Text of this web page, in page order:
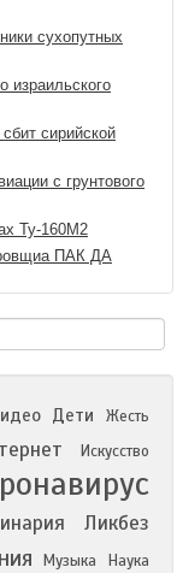
сухопутных
израильского
сирийской
с грунтового
Ту-160М2
ПАК ДА
Дети
Жесть
Искусство
Ликбез
Музыка Наука